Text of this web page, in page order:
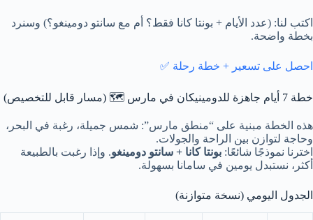
اكتب لنا: (عدد الأيام + بونتا كانا فقط؟ أم مع سانتو دومينغو؟) وسنرد
بخطة واضحة.
احصل على تسعير + خطة رحلة ✅
خطة 7 أيام جاهزة للدومينيكان في مارس 🗺️ (مسار قابل للتخصيص)
هذه الخطة مبنية على “منطق مارس”: شمس جميلة، رغبة في البحر،
وحاجة لتوازن بين الراحة والجولات.
اخترنا نموذجًا شائعًا: بونتا كانا + سانتو دومينغو. وإذا رغبت بالطبيعة
أكثر، نستبدل يومين في سامانا بسهولة.
الجدول اليومي (نسخة متوازنة)